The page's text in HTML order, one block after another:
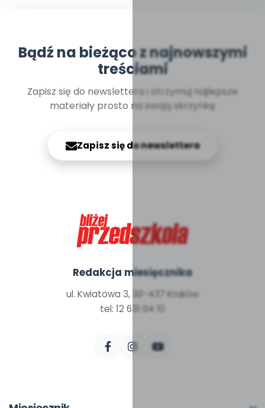
Bądź na bieżąco z najnowszymi
treściami
Zapisz się do newslettera i otrzymuj najlepsze
materiały prosto na swoją skrzynkę
Zapisz się do newslettera
Redakcja miesięcznika
ul. Kwiatowa 3, 30-437 Kraków
tel: 12 631 04 10